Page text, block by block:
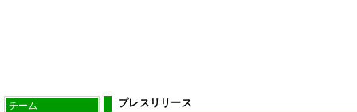
チーム プレスリリース